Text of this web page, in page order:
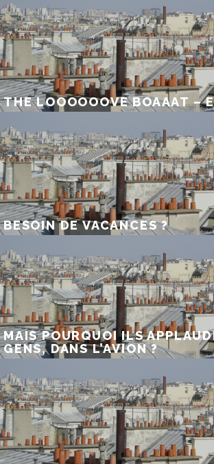
THE LOOOOOOVE BOAAAT –
BESOIN DE VACANCES ?
MAIS POURQUOI ILS
GENS, DANS L’AVION ?